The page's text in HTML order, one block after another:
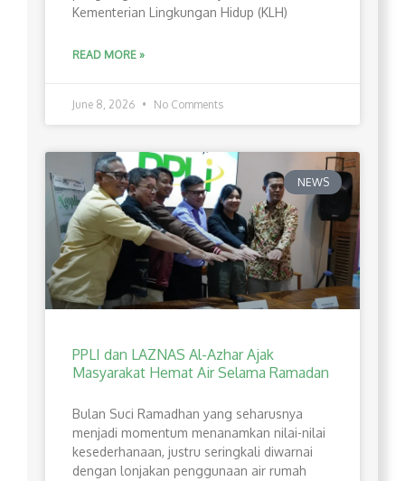
Kementerian Lingkungan Hidup (KLH)
READ MORE »
June 8, 2026 No Comments
NEWS
PPLI dan LAZNAS Al-Azhar Ajak
Masyarakat Hemat Air Selama Ramadan
Bulan Suci Ramadhan yang seharusnya
menjadi momentum menanamkan nilai-nilai
kesederhanaan, justru seringkali diwarnai
dengan lonjakan penggunaan air rumah